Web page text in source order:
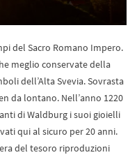
del Sacro Romano Impero.
meglio conservate della
dell’Alta Svevia. Sovrasta
da lontano. Nell’anno 1220
di Waldburg i suoi gioielli
qui al sicuro per 20 anni.
del tesoro riproduzioni